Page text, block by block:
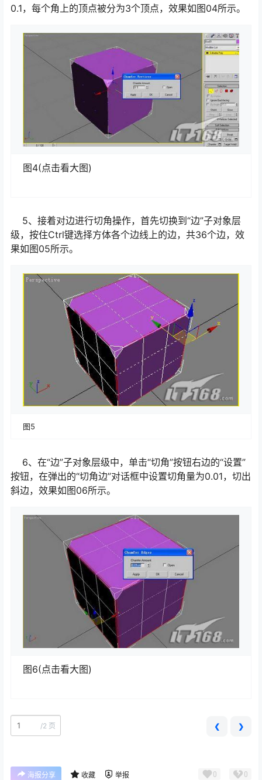
0.1，每个角上的顶点被分为3个顶点，效果如图04所示。
图4(点击看大图)
5、接着对边进行切角操作，首先切换到“边”子对象层
级，按住Ctrl键选择方体各个边线上的边，共36个边，效
果如图05所示。
图5
6、在“边”子对象层级中，单击“切角”按钮右边的“设置”
按钮，在弹出的“切角边”对话框中设置切角量为0.01，切出
斜边，效果如图06所示。
图6(点击看大图)
/2 页 ❮ ❯
海报分享 收藏 举报 0 0